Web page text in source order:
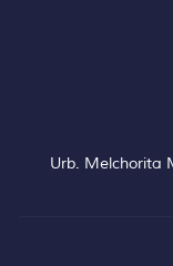
Urb. Melchorita